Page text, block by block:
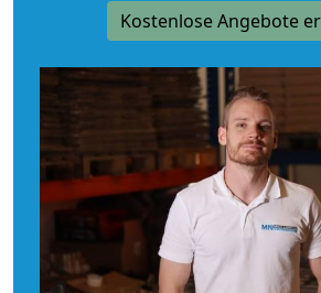
Kostenlose Angebote